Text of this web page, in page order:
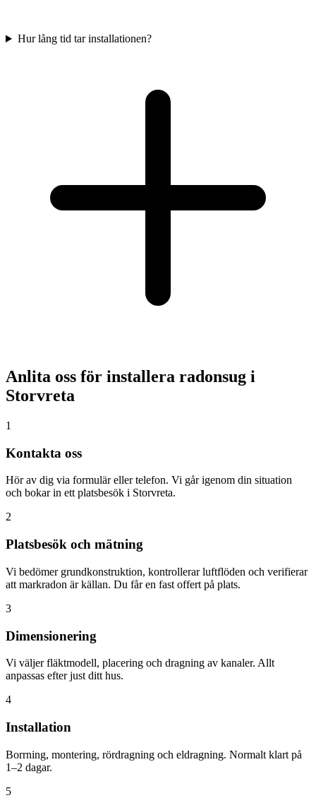
Hur lång tid tar installationen?
Anlita oss för installera radonsug i
Storvreta
1
Kontakta oss
Hör av dig via formulär eller telefon. Vi går igenom din situation
och bokar in ett platsbesök i Storvreta.
2
Platsbesök och mätning
Vi bedömer grundkonstruktion, kontrollerar luftflöden och verifierar
att markradon är källan. Du får en fast offert på plats.
3
Dimensionering
Vi väljer fläktmodell, placering och dragning av kanaler. Allt
anpassas efter just ditt hus.
4
Installation
Borrning, montering, rördragning och eldragning. Normalt klart på
1–2 dagar.
5